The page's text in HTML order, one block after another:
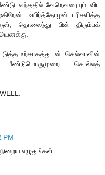
வந்ததில் வேறெவரையும் விட
உயிர்த்தோழன் பரிசளித்த
தொலைந்து பின் திரும்பக்
உற்சாகத்துடன். செல்வாவின்
சொல்லத்
PM
எழுதுங்கள்.